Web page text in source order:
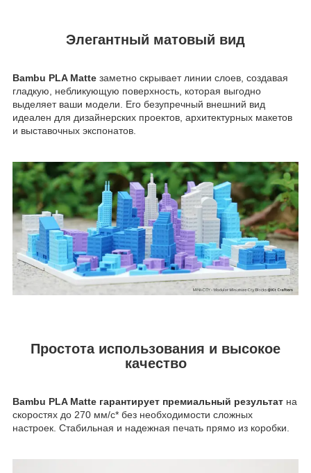
Элегантный матовый вид
Bambu PLA Matte заметно скрывает линии слоев, создавая
гладкую, небликующую поверхность, которая выгодно
выделяет ваши модели. Его безупречный внешний вид
идеален для дизайнерских проектов, архитектурных макетов
и выставочных экспонатов.
Простота использования и высокое
качество
Bambu PLA Matte гарантирует премиальный результат на
скоростях до 270 мм/с* без необходимости сложных
настроек. Стабильная и надежная печать прямо из коробки.